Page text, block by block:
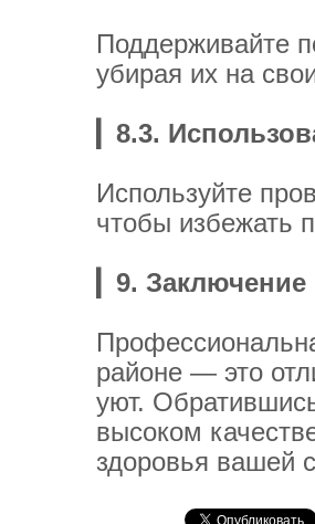
Поддерживайте
убирая их на
8.3.
Используйте
чтобы избежать
9.
районе — это
уют.
высоком
здоровья вашей